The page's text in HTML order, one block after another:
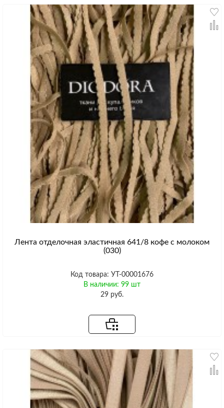
Лента отделочная эластичная 641/8 кофе с молоком
(030)
Код товара: УТ-00001676
В наличии: 99 шт
29 руб.